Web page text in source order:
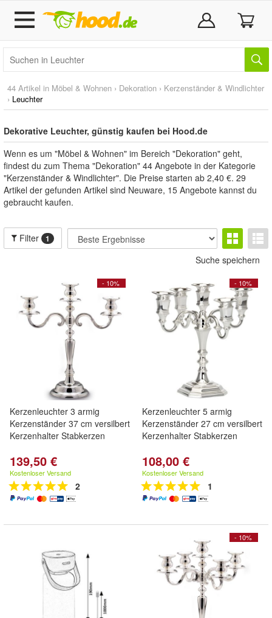
44 Artikel in Möbel & Wohnen › Dekoration › Kerzenständer & Windlichter
› Leuchter
Dekorative Leuchter, günstig kaufen bei Hood.de
Wenn es um "Möbel & Wohnen" im Bereich "Dekoration" geht,
findest du zum Thema "Dekoration" 44 Angebote in der Kategorie
"Kerzenständer & Windlichter". Die Preise starten ab 2,40 €. 29
Artikel der gefunden Artikel sind Neuware, 15 Angebote kannst du
gebraucht kaufen.
Filter 1
Suche speichern
- 10%
Kerzenleuchter 3 armig
Kerzenständer 37 cm versilbert
Kerzenhalter Stabkerzen
139,50 €
Kostenloser Versand
2
- 10%
Kerzenleuchter 5 armig
Kerzenständer 27 cm versilbert
Kerzenhalter Stabkerzen
108,00 €
Kostenloser Versand
1
- 10%